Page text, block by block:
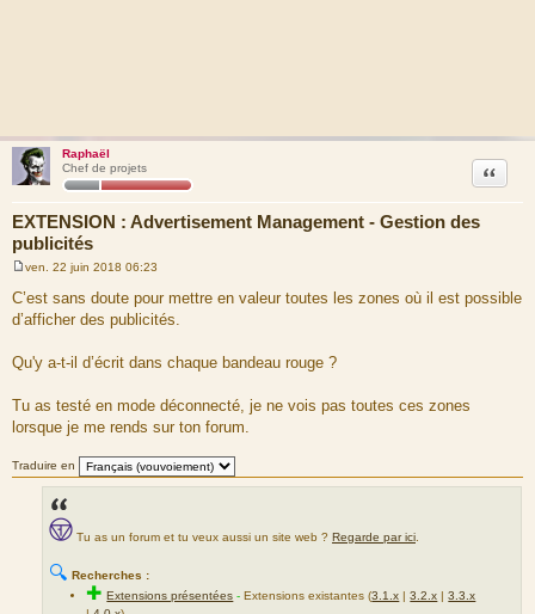
Raphaël
Chef de projets
EXTENSION : Advertisement Management - Gestion des
publicités
Citation
s
s
e
ven. 22 juin 2018 06:23
C’est sans doute pour mettre en valeur toutes les zones où il est possible
d’afficher des publicités.
Qu'y a-t-il d’écrit dans chaque bandeau rouge ?
Tu as testé en mode déconnecté, je ne vois pas toutes ces zones
lorsque je me rends sur ton forum.
Traduire en
Tu as un forum et tu veux aussi un site web ? Regarde par ici
🔍 Recherches :
✚Extensions présentées -Extensions existantes (3.1.x |3.2.x |3.3.x